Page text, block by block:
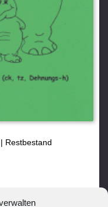
Restbestand